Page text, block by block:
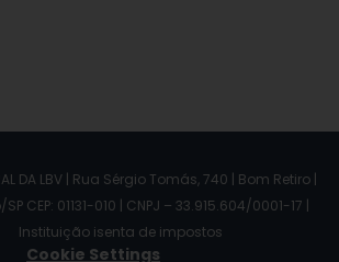
DA LBV | Rua Sérgio Tomás, 740 | Bom Retiro |
CEP: 01131-010 | CNPJ – 33.915.604/0001-17 |
Instituição isenta de impostos
Cookie Settings